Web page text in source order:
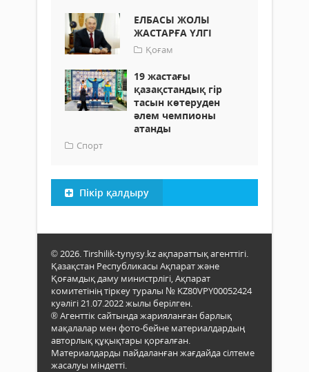
ЕЛБАСЫ ЖОЛЫ
ЖАСТАРҒА ҮЛГІ
Қоғам
19 жастағы
қазақстандық гір
тасын көтеруден
әлем чемпионы
атанды
Спорт
Пікір қалдыру
© 2026. Tirshilik-tynysy.kz ақпараттық агенттігі.
Қазақстан Республикасы Ақпарат және
Қоғамдық даму министрлігі, Ақпарат
комитетінің тіркеу туралы № KZ80VPY00052424
куәлігі 21.07.2022 жылы берілген.
® Агенттік сайтында жарияланған барлық
мақалалар мен фото-бейне материалдардың
авторлық құқықтары қорғалған.
Материалдарды пайдаланған жағдайда сілтеме
жасалуы міндетті.